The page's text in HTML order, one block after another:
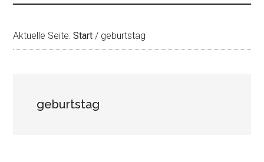
Aktuelle Seite:Start / geburtstag
geburtstag